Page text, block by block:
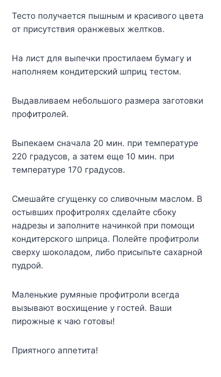
Тесто получается пышным и красивого цвета
от присутствия оранжевых желтков.
На лист для выпечки простилаем бумагу и
наполняем кондитерский шприц тестом.
Выдавливаем небольшого размера заготовки
профитролей.
Выпекаем сначала 20 мин. при температуре
220 градусов, а затем еще 10 мин. при
температуре 170 градусов.
Смешайте сгущенку со сливочным маслом. В
остывших профитролях сделайте сбоку
надрезы и заполните начинкой при помощи
кондитерского шприца. Полейте профитроли
сверху шоколадом, либо присыпьте сахарной
пудрой.
Маленькие румяные профитроли всегда
вызывают восхищение у гостей. Ваши
пирожные к чаю готовы!
Приятного аппетита!